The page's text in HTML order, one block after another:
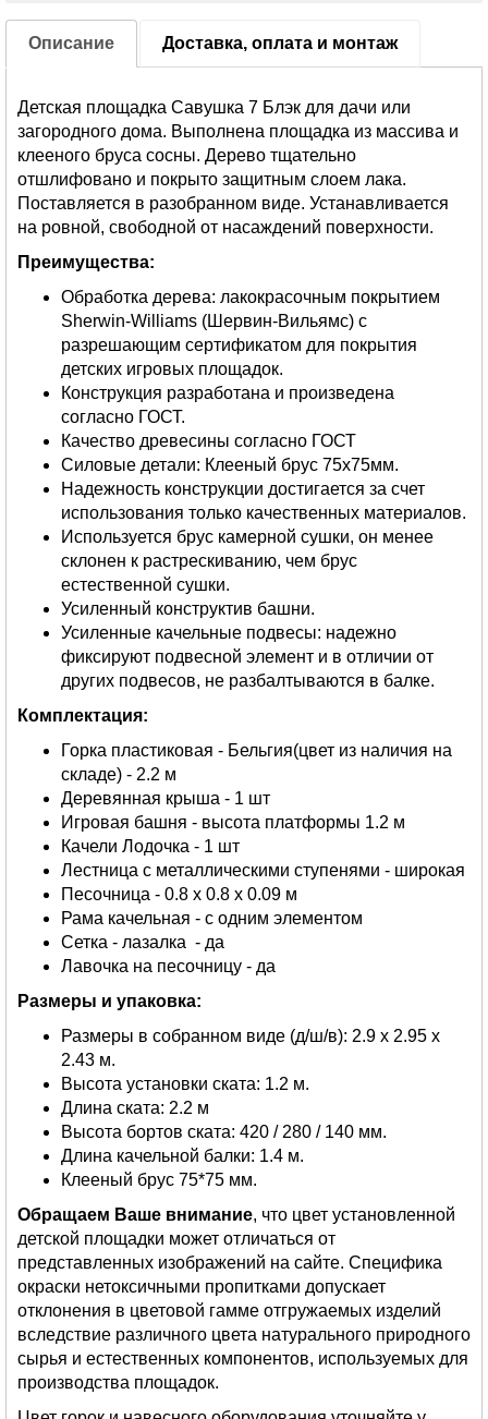
Описание Доставка, оплата и монтаж
Детская площадка Савушка 7 Блэк для дачи или
загородного дома. Выполнена площадка из массива и
клееного бруса сосны. Дерево тщательно
отшлифовано и покрыто защитным слоем лака.
Поставляется в разобранном виде. Устанавливается
на ровной, свободной от насаждений поверхности.
Преимущества:
Обработка дерева: лакокрасочным покрытием
Sherwin-Williams (Шервин-Вильямс) с
разрешающим сертификатом для покрытия
детских игровых площадок.
Конструкция разработана и произведена
согласно ГОСТ.
Качество древесины согласно ГОСТ
Силовые детали: Клееный брус 75х75мм.
Надежность конструкции достигается за счет
использования только качественных материалов.
Используется брус камерной сушки, он менее
склонен к растрескиванию, чем брус
естественной сушки.
Усиленный конструктив башни.
Усиленные качельные подвесы: надежно
фиксируют подвесной элемент и в отличии от
других подвесов, не разбалтываются в балке.
Комплектация:
Горка пластиковая - Бельгия(цвет из наличия на
складе) - 2.2 м
Деревянная крыша - 1 шт
Игровая башня - высота платформы 1.2 м
Качели Лодочка - 1 шт
Лестница с металлическими ступенями - широкая
Песочница - 0.8 х 0.8 х 0.09 м
Рама качельная - с одним элементом
Сетка - лазалка - да
Лавочка на песочницу - да
Размеры и упаковка:
Размеры в собранном виде (д/ш/в): 2.9 х 2.95 х
2.43 м.
Высота установки ската: 1.2 м.
Длина ската: 2.2 м
Высота бортов ската: 420 / 280 / 140 мм.
Длина качельной балки: 1.4 м.
Клееный брус 75*75 мм.
Обращаем Ваше внимание, что цвет установленной
детской площадки может отличаться от
представленных изображений на сайте. Специфика
окраски нетоксичными пропитками допускает
отклонения в цветовой гамме отгружаемых изделий
вследствие различного цвета натурального природного
сырья и естественных компонентов, используемых для
производства площадок.